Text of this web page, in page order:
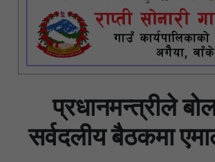
प्रधानमन्त्रीले
सर्वदलीय बैठकमा